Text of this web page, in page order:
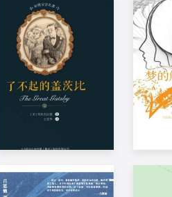
了不起的盖茨比
(美)菲茨杰拉德著
梦的